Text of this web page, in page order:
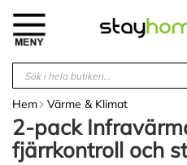
innehållet
Hem Värme & Klimat
2-pack
fjärrkontroll och